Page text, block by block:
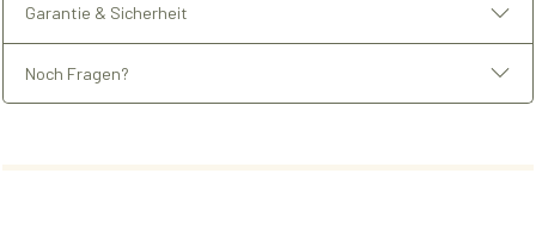
Garantie & Sicherheit
Noch Fragen?